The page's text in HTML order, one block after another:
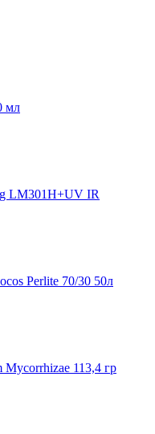
мл
LM301H+UV IR
Perlite 70/30 50л
113,4 гр